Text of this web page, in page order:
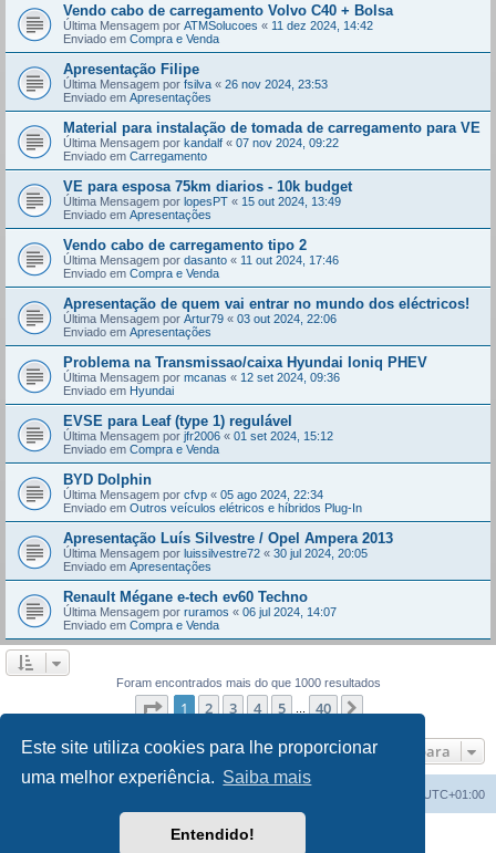
Este site utiliza cookies para lhe proporcionar
uma melhor experiência. Saiba mais
Entendido!
Vendo cabo de carregamento Volvo C40 + Bolsa
Última Mensagem por ATMSolucoes « 11 dez 2024, 14:42
Enviado em Compra e Venda
Apresentação Filipe
Última Mensagem por fsilva « 26 nov 2024, 23:53
Enviado em Apresentações
Material para instalação de tomada de carregamento para VE
Última Mensagem por kandalf « 07 nov 2024, 09:22
Enviado em Carregamento
VE para esposa 75km diarios - 10k budget
Última Mensagem por lopesPT « 15 out 2024, 13:49
Enviado em Apresentações
Vendo cabo de carregamento tipo 2
Última Mensagem por dasanto « 11 out 2024, 17:46
Enviado em Compra e Venda
Apresentação de quem vai entrar no mundo dos eléctricos!
Última Mensagem por Artur79 « 03 out 2024, 22:06
Enviado em Apresentações
Problema na Transmissao/caixa Hyundai Ioniq PHEV
Última Mensagem por mcanas « 12 set 2024, 09:36
Enviado em Hyundai
EVSE para Leaf (type 1) regulável
Última Mensagem por jfr2006 « 01 set 2024, 15:12
Enviado em Compra e Venda
BYD Dolphin
Última Mensagem por cfvp « 05 ago 2024, 22:34
Enviado em Outros veículos elétricos e híbridos Plug-In
Apresentação Luís Silvestre / Opel Ampera 2013
Última Mensagem por luissilvestre72 « 30 jul 2024, 20:05
Enviado em Apresentações
Renault Mégane e-tech ev60 Techno
Última Mensagem por ruramos « 06 jul 2024, 14:07
Enviado em Compra e Venda
Foram encontrados mais do que 1000 resultados
Página de 40
1 2 3 4 5 40
Ir para
UTC+01:00
Desenvolvido porphpBB® Forum Software © phpBB Limited